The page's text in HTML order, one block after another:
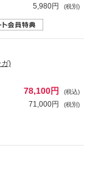
5,980円 (税別)
)
78,100円 (税込)
71,000円 (税別)